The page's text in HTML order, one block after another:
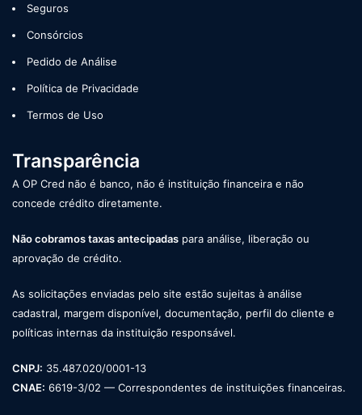
Seguros
Consórcios
Pedido de Análise
Política de Privacidade
Termos de Uso
Transparência
A OP Cred não é banco, não é instituição financeira e não
concede crédito diretamente.
Não cobramos taxas antecipadas para análise, liberação ou
aprovação de crédito.
As solicitações enviadas pelo site estão sujeitas à análise
cadastral, margem disponível, documentação, perfil do cliente e
políticas internas da instituição responsável.
CNPJ: 35.487.020/0001-13
CNAE: 6619-3/02 — Correspondentes de instituições financeiras.